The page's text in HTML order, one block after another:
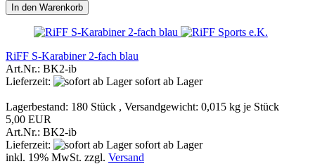
In den Warenkorb
RiFF S-Karabiner 2-fach blau
Art.Nr.: BK2-ib
Lieferzeit:
sofort ab Lager
Lagerbestand: 180 Stück , Versandgewicht: 0,015 kg je Stück
5,00 EUR
Art.Nr.: BK2-ib
Lieferzeit:
sofort ab Lager
inkl. 19% MwSt. zzgl. Versand